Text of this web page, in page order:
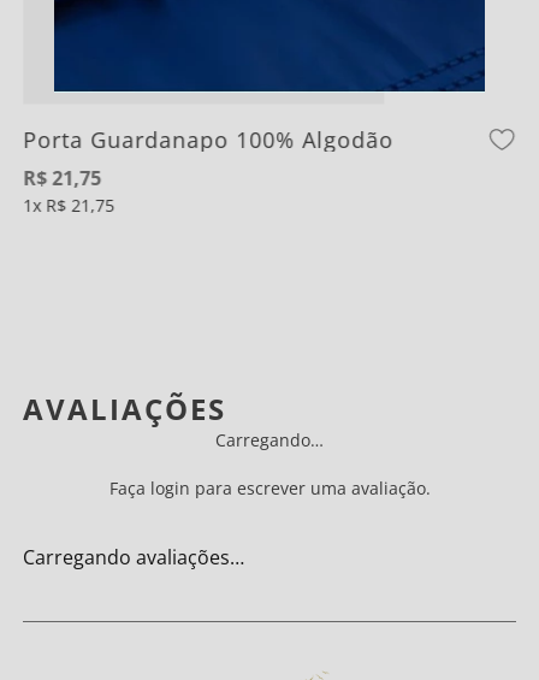
Porta Guardanapo 100% Algodão
R$21,75
1 R$ 21,75
AVALIAÇÕES
Carregando…
Faça login para escrever uma avaliação.
Carregando avaliações…